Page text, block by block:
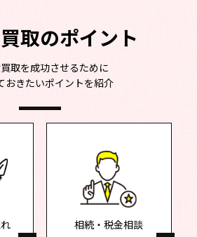
取のポイント
取を成功させるために
おきたいポイントを紹介
相続・税金相談